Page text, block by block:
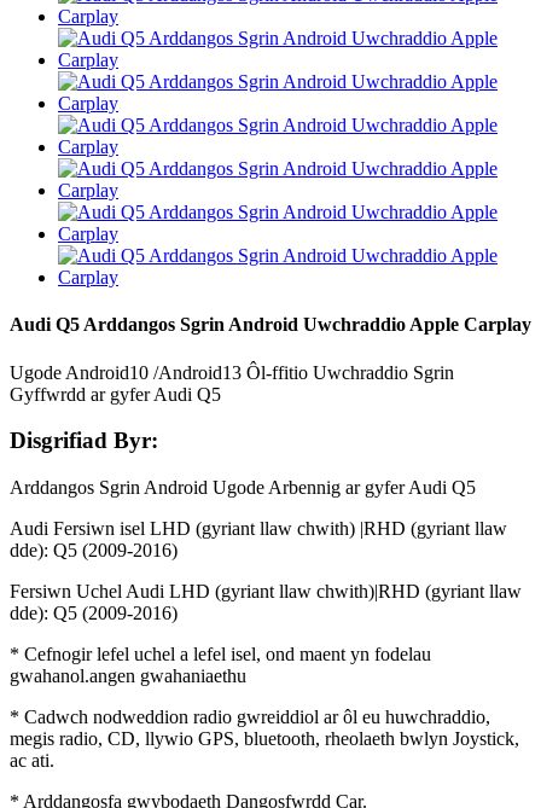
Audi Q5 Arddangos Sgrin Android Uwchraddio Apple Carplay
Ugode Android10 /Android13 Ôl-ffitio Uwchraddio Sgrin
Gyffwrdd ar gyfer Audi Q5
Disgrifiad Byr:
Arddangos Sgrin Android Ugode Arbennig ar gyfer Audi Q5
Audi Fersiwn isel LHD (gyriant llaw chwith) |RHD (gyriant llaw
dde): Q5 (2009-2016)
Fersiwn Uchel Audi LHD (gyriant llaw chwith)|RHD (gyriant llaw
dde): Q5 (2009-2016)
* Cefnogir lefel uchel a lefel isel, ond maent yn fodelau
gwahanol.angen gwahaniaethu
* Cadwch nodweddion radio gwreiddiol ar ôl eu huwchraddio,
megis radio, CD, llywio GPS, bluetooth, rheolaeth bwlyn Joystick,
ac ati.
* Arddangosfa gwybodaeth Dangosfwrdd Car.